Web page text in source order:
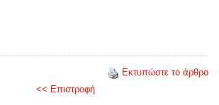
Εκτυπώστε το άρθρο
<< Επιστροφή